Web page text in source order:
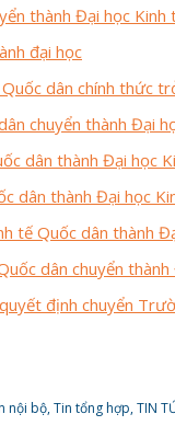
thành Đại học Kinh
đại học
dân chính thức
chuyển thành Đại
dân thành Đại học
dân thành Đại học
tế Quốc dân thành
dân chuyển
định chuyển
nội bộ,Tin tổng hợp,TIN